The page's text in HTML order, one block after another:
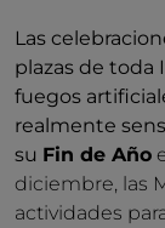
Las
plazas de toda
fuegos
realmente
su Fin de Año
diciembre, las
actividades